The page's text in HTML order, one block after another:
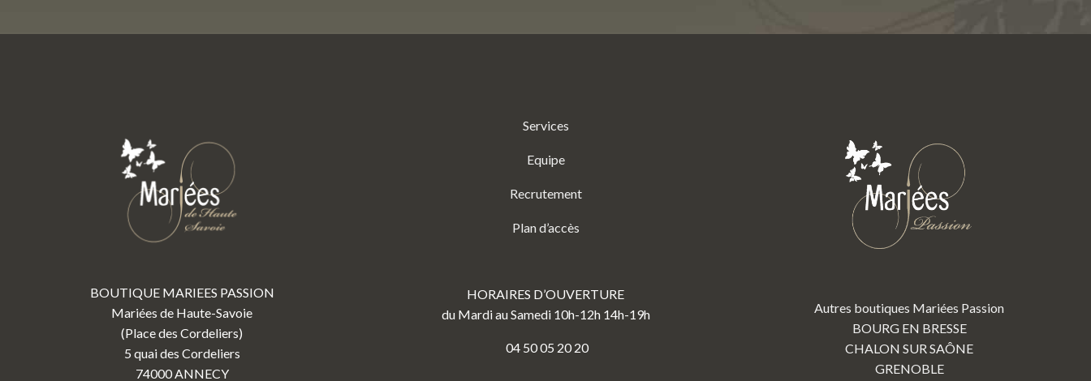
BOUTIQUE MARIEES PASSION
Mariées de Haute-Savoie
(Place des Cordeliers)
5 quai des Cordeliers
74000 ANNECY
Services
Equipe
Recrutement
Plan d’accès
HORAIRES D’OUVERTURE
du Mardi au Samedi 10h-12h 14h-19h
04 50 05 20 20
Autres boutiques Mariées Passion
BOURG EN BRESSE
CHALON SUR SAÔNE
GRENOBLE